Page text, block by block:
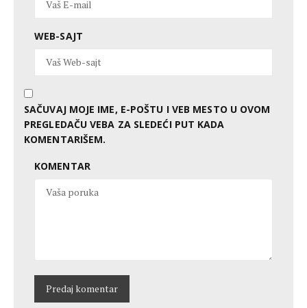
WEB-SAJT
SAČUVAJ MOJE IME, E-POŠTU I VEB MESTO U OVOM
PREGLEDAČU VEBA ZA SLEDEĆI PUT KADA
KOMENTARIŠEM.
KOMENTAR